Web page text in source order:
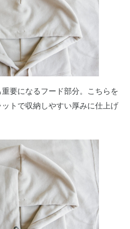
要になるフード部分。こちらを
トで収納しやすい厚みに仕上げ